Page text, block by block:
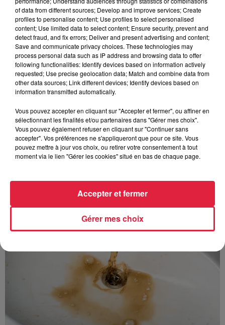
Catherine Trautmann réagit
6 août 2026
Au zoo de Mulhouse : rencontre
avec les flamants rouges
À découvrir également
of data from different sources; Develop and improve services; Create
profiles to personalise content; Use profiles to select personalised
content; Use limited data to select content; Ensure security, prevent and
detect fraud, and fix errors; Deliver and present advertising and content;
Save and communicate privacy choices. These technologies may
process personal data such as IP address and browsing data to offer
following functionalities: Identify devices based on information actively
requested; Use precise geolocation data; Match and combine data from
other data sources; Link different devices; Identify devices based on
information transmitted automatically.
Vous pouvez accepter en cliquant sur "Accepter et fermer", ou affiner en
sélectionnant les finalités et/ou partenaires dans "Gérer mes choix".
Vous pouvez également refuser en cliquant sur "Continuer sans
accepter". Vos préférences ne s'appliqueront que pour ce site. Vous
pouvez mettre à jour vos choix, ou retirer votre consentement à tout
moment via le lien "Gérer les cookies" situé en bas de chaque page.
Gérer mes choix
Accepter et fermer